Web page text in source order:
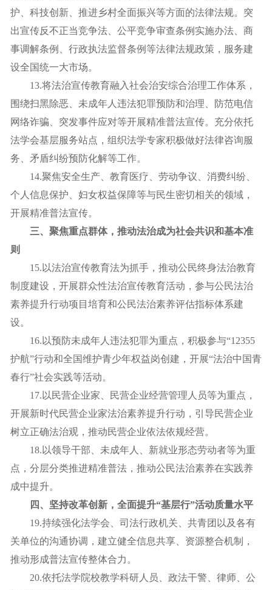
护、科技创新、推进乡村全面振兴等方面的法律法规。突
出宣传反不正当竞争法、公平竞争审查条例实施办法、商
事调解条例、行政执法监督条例等法律法规政策，服务建
设全国统一大市场。
13.将法治宣传教育融入社会治安综合治理工作体系，
围绕扫黑除恶、未成年人违法犯罪预防和治理、防范电信
网络诈骗、突发事件应对等开展精准普法宣传。充分依托
法学会基层服务站点，组织法学专家积极做好法律咨询服
务、矛盾纠纷预防化解等工作。
14.聚焦安全生产、教育医疗、劳动争议、消费纠纷、
个人信息保护、妇女权益保障等与民生密切相关的领域，
开展精准普法宣传。
三、聚焦重点群体，推动法治成为社会共识和基本准
则
15.以法治宣传教育法为抓手，推动公民终身法治教育
制度建设，开展群众性法治宣传教育活动，参与公民法治
素养提升行动项目培育和公民法治素养评估指标体系建
设。
16.以预防未成年人违法犯罪为重点，积极参与“12355
护航”行动和全国维护青少年权益岗创建，开展“法治中国青
春行”社会实践等活动。
17.以民营企业家、民营企业经营管理人员等为重点，
开展新时代民营企业家法治素养提升行动，引导民营企业
树立正确法治观，推动民营企业依法依规经营。
18.以领导干部、未成年人、新就业形态劳动者等为重
点，分层分类推进精准普法，推动公民法治素养在实践养
成中提升。
四、坚持改革创新，全面提升“基层行”活动质量水平
19.持续强化法学会、司法行政机关、共青团以及各有
关单位的沟通协调，建立健全信息共享、资源整合机制，
推动形成普法宣传整体合力。
20.依托法学院校教学科研人员、政法干警、律师、公